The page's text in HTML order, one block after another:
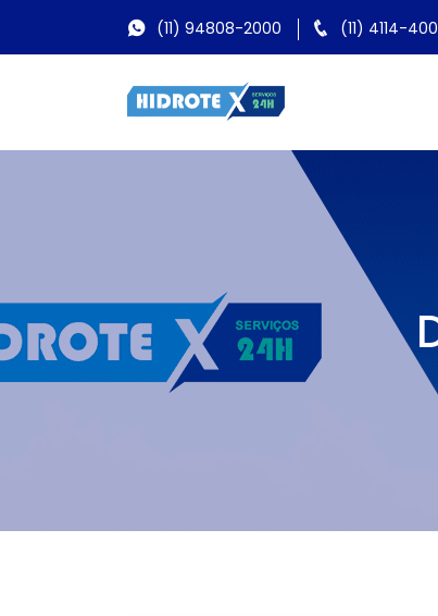
(11) 94808-2000 (11) 4114-